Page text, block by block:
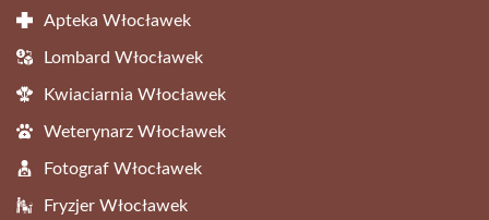
Apteka Włocławek
Lombard Włocławek
Kwiaciarnia Włocławek
Weterynarz Włocławek
Fotograf Włocławek
Fryzjer Włocławek